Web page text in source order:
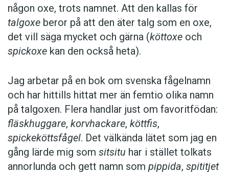
någon oxe, trots namnet. Att den kallas för
talgoxe beror på att den äter talg som en oxe,
det vill säga mycket och gärna (köttoxe och
spickoxe kan den också heta).
Jag arbetar på en bok om svenska fågelnamn
och har hittills hittat mer än femtio olika namn
på talgoxen. Flera handlar just om favoritfödan:
fläskhuggare, korvhackare, köttfis,
spickeköttsfågel. Det välkända lätet som jag en
gång lärde mig som sitsitu har i stället tolkats
annorlunda och gett namn som pippida, spititjet